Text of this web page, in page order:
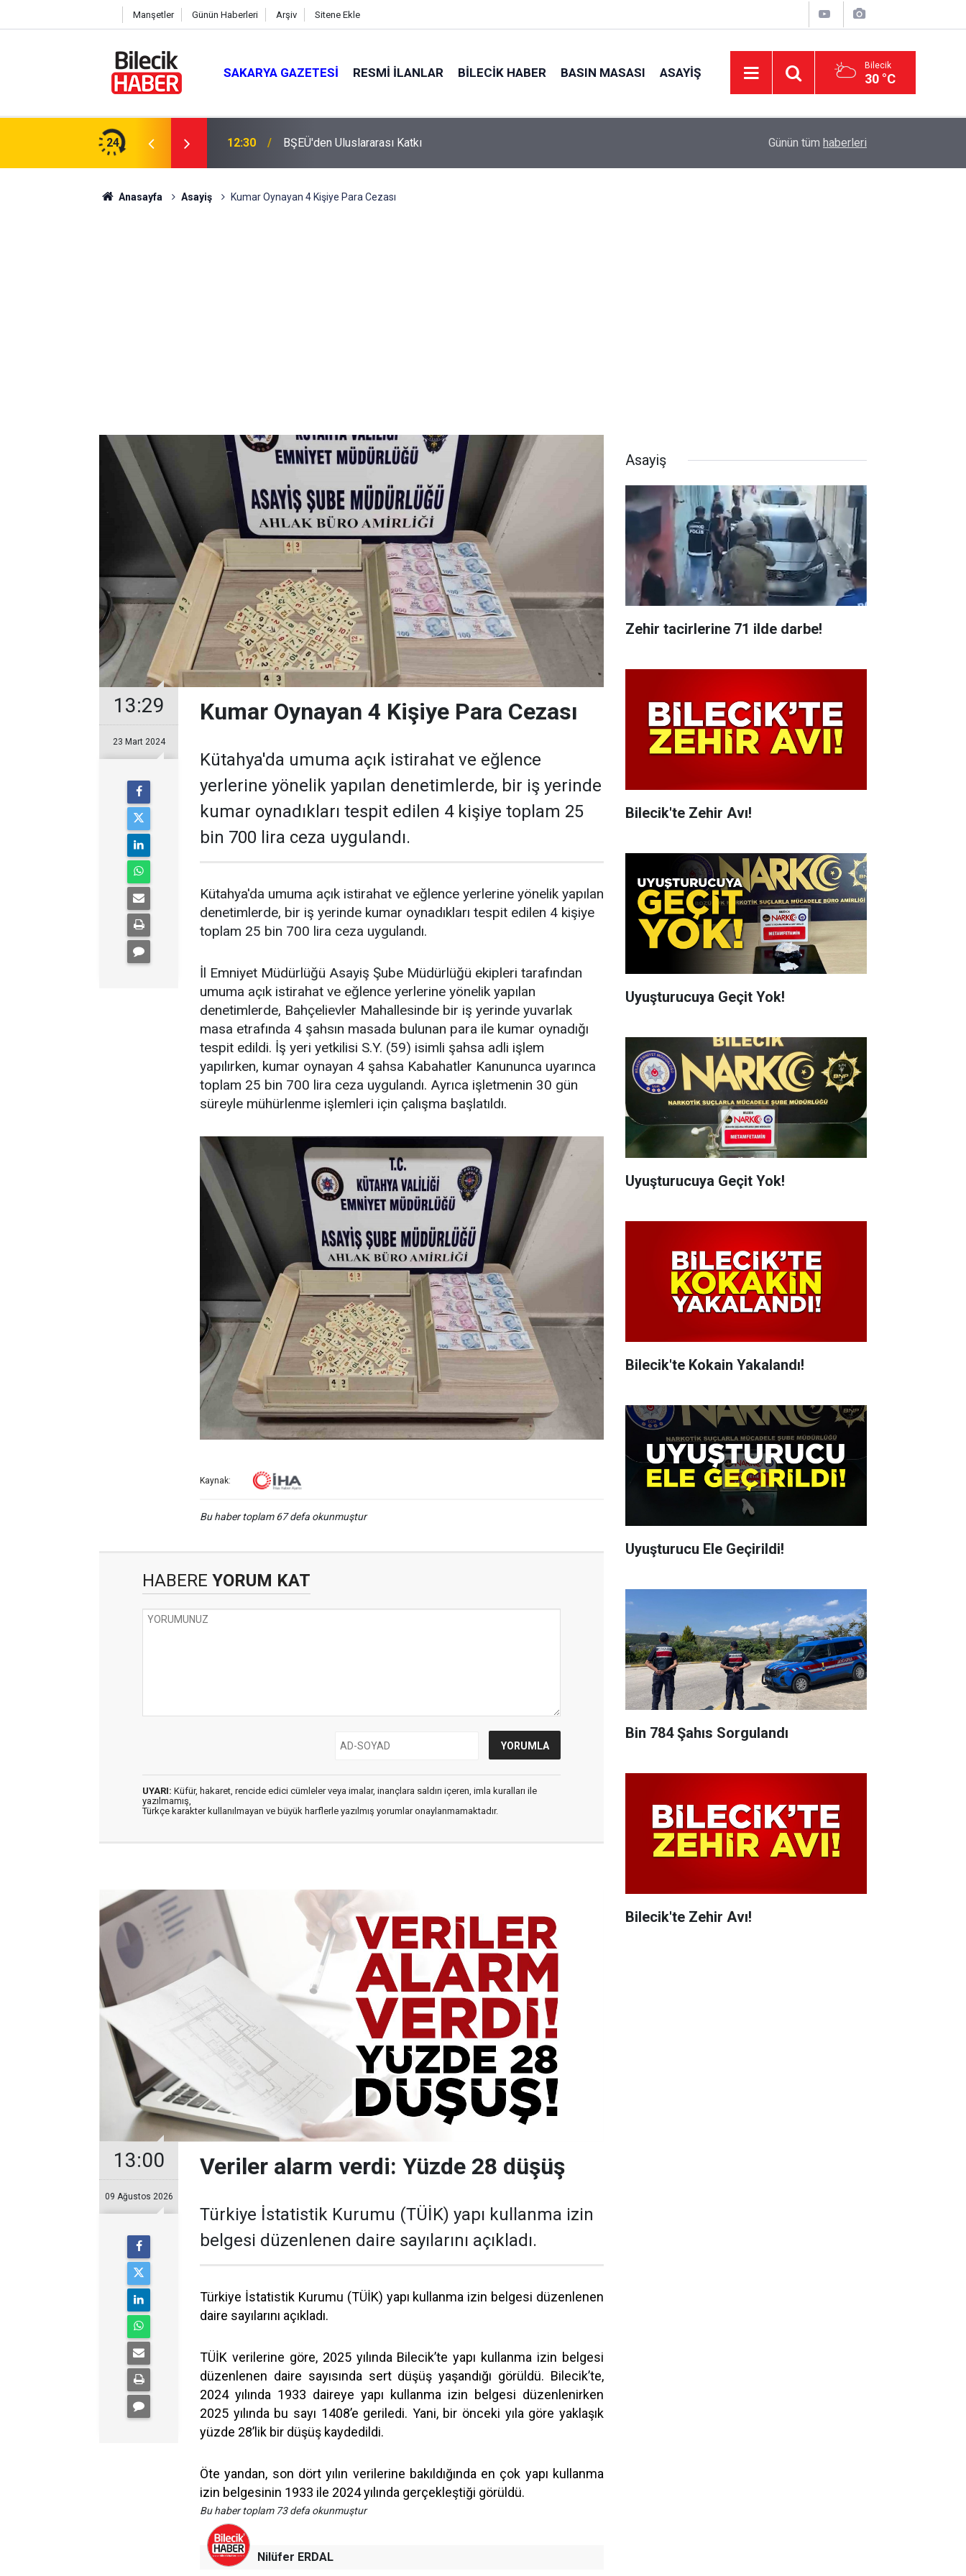
Manşetler Günün Haberleri Arşiv Sitene Ekle
SAKARYA GAZETESI RESMI İLANLAR BILECIK HABER BASIN MASASI ASAYIŞ Bilecik
30 °C
24 12:30 BŞEÜ'den Uluslararası Katkı Osmaneli'nde yol ve çevre düzenleme
Günün tüm haberleri
Anasayfa Asayiş Kumar Oynayan 4 Kişiye Para Cezası
13:29
23 Mart 2024
Kumar Oynayan 4 Kişiye Para Cezası
Kütahya'da umuma açık istirahat ve eğlence
yerlerine yönelik yapılan denetimlerde, bir iş yerinde
kumar oynadıkları tespit edilen 4 kişiye toplam 25
bin 700 lira ceza uygulandı.
Kütahya'da umuma açık istirahat ve eğlence yerlerine yönelik yapılan
denetimlerde, bir iş yerinde kumar oynadıkları tespit edilen 4 kişiye
toplam 25 bin 700 lira ceza uygulandı.
İl Emniyet Müdürlüğü Asayiş Şube Müdürlüğü ekipleri tarafından
umuma açık istirahat ve eğlence yerlerine yönelik yapılan
denetimlerde, Bahçelievler Mahallesinde bir iş yerinde yuvarlak
masa etrafında 4 şahsın masada bulunan para ile kumar oynadığı
tespit edildi. İş yeri yetkilisi S.Y. (59) isimli şahsa adli işlem
yapılırken, kumar oynayan 4 şahsa Kabahatler Kanununca uyarınca
toplam 25 bin 700 lira ceza uygulandı. Ayrıca işletmenin 30 gün
süreyle mühürlenme işlemleri için çalışma başlatıldı.
Kaynak:
Bu haber toplam 67 defa okunmuştur
HABERE YORUM KAT
UYARI: Küfür, hakaret, rencide edici cümleler veya imalar, inançlara saldırı içeren, imla kuralları ile
yazılmamış,
Türkçe karakter kullanılmayan ve büyük harflerle yazılmış yorumlar onaylanmamaktadır.
13:00
09 Ağustos 2026
Veriler alarm verdi: Yüzde 28 düşüş
Türkiye İstatistik Kurumu (TÜİK) yapı kullanma izin
belgesi düzenlenen daire sayılarını açıkladı.
Türkiye İstatistik Kurumu (TÜİK) yapı kullanma izin belgesi düzenlenen
daire sayılarını açıkladı.
TÜİK verilerine göre, 2025 yılında Bilecik’te yapı kullanma izin belgesi
düzenlenen daire sayısında sert düşüş yaşandığı görüldü. Bilecik’te,
2024 yılında 1933 daireye yapı kullanma izin belgesi düzenlenirken
2025 yılında bu sayı 1408’e geriledi. Yani, bir önceki yıla göre yaklaşık
yüzde 28’lik bir düşüş kaydedildi.
Öte yandan, son dört yılın verilerine bakıldığında en çok yapı kullanma
izin belgesinin 1933 ile 2024 yılında gerçekleştiği görüldü.
Bu haber toplam 73 defa okunmuştur
Nilüfer ERDAL
Asayiş
Zehir tacirlerine 71 ilde darbe!
Bilecik'te Zehir Avı!
Uyuşturucuya Geçit Yok!
Uyuşturucuya Geçit Yok!
Bilecik'te Kokain Yakalandı!
Uyuşturucu Ele Geçirildi!
Bin 784 Şahıs Sorgulandı
Bilecik'te Zehir Avı!